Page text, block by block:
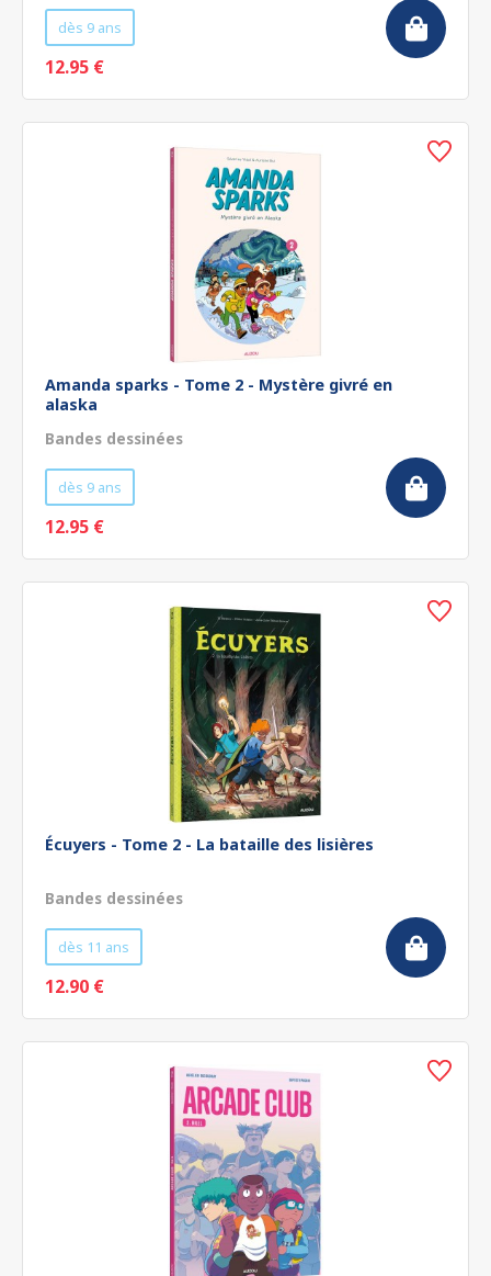
dès 9 ans
12.95 €
Amanda sparks - Tome 2 - Mystère givré en
alaska
Bandes dessinées
dès 9 ans
12.95 €
Écuyers - Tome 2 - La bataille des lisières
Bandes dessinées
dès 11 ans
12.90 €